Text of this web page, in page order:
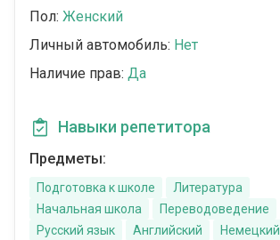
Пол: Женский
Личный автомобиль: Нет
Наличие прав: Да
Навыки репетитора
Предметы:
Подготовка к школе
Литература
Начальная школа
Переводоведение
Русский язык
Английский
Немецкий